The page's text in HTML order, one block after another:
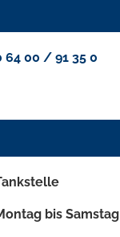
64 00 / 91 35 0
bis Samstag